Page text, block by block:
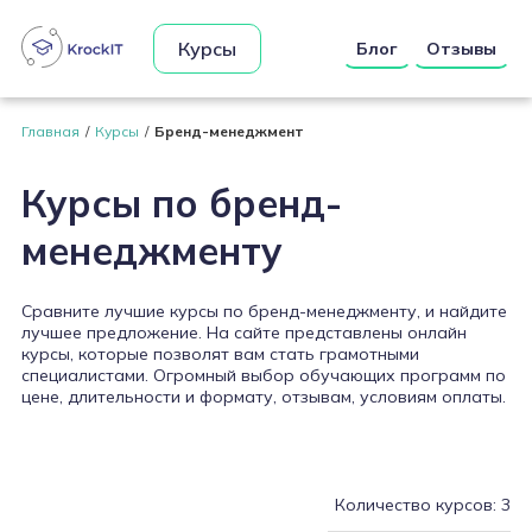
Курсы Блог Отзывы
Главная Курсы Бренд-менеджмент
Курсы по бренд-
менеджменту
Сравните лучшие курсы по бренд-менеджменту, и найдите
лучшее предложение. На сайте представлены онлайн
курсы, которые позволят вам стать грамотными
специалистами. Огромный выбор обучающих программ по
цене, длительности и формату, отзывам, условиям оплаты.
Количество курсов: 3